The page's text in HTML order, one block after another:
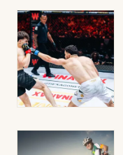
Sports
Soirées
Sorties famille
Sorties & loisirs
Paris
Strasbourg
Toulouse
Toutes les villes